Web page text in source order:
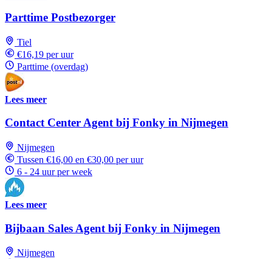
Parttime Postbezorger
Tiel
€16,19 per uur
Parttime (overdag)
Lees meer
Contact Center Agent bij Fonky in Nijmegen
Nijmegen
Tussen €16,00 en €30,00 per uur
6 - 24 uur per week
Lees meer
Bijbaan Sales Agent bij Fonky in Nijmegen
Nijmegen